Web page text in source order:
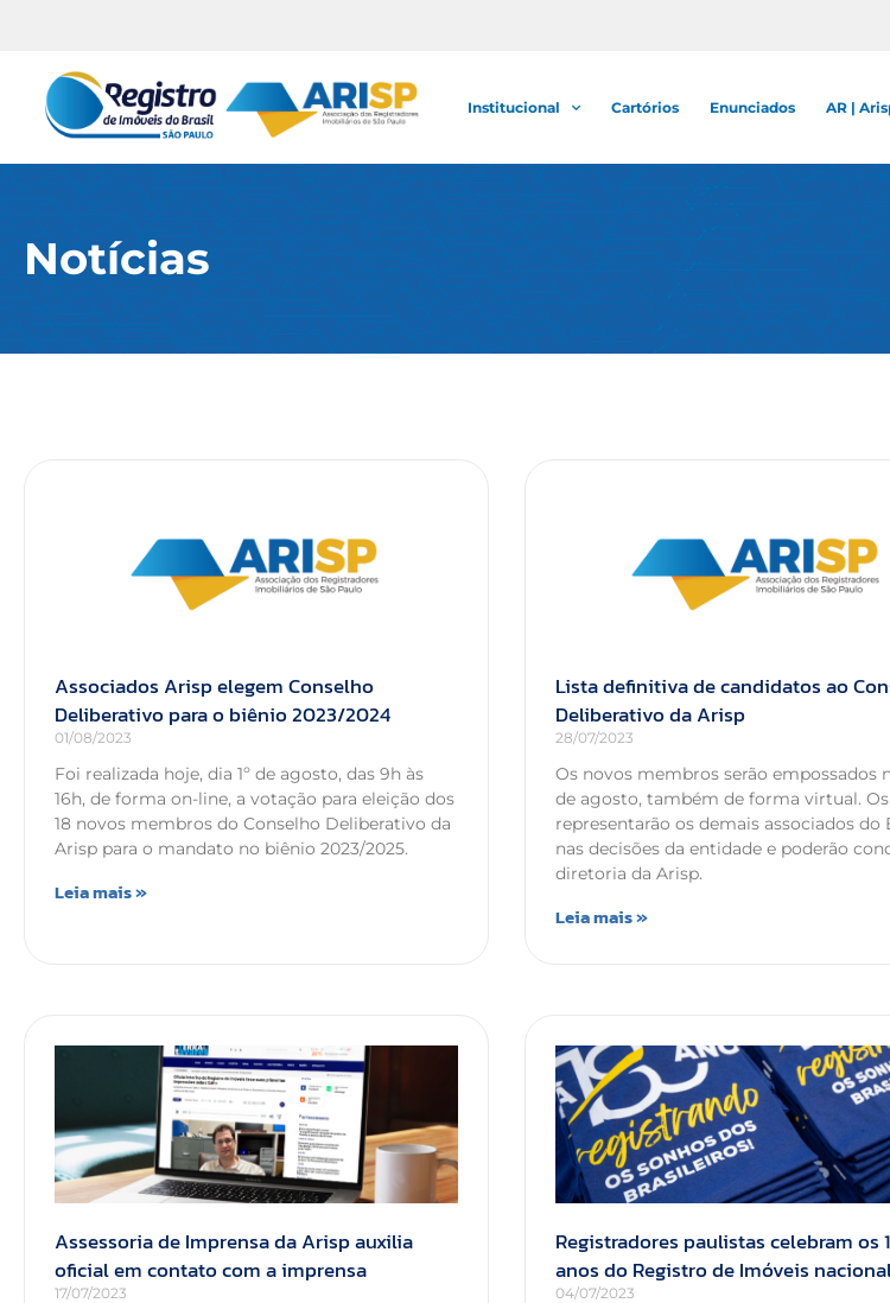
Institucional Cartórios Enunciados AR |
Notícias
Associados Arisp elegem Conselho
Deliberativo para o biênio 2023/2024
01/08/2023
Foi realizada hoje, dia 1º de agosto, das 9h às
16h, de forma on-line, a votação para eleição dos
18 novos membros do Conselho Deliberativo da
Arisp para o mandato no biênio 2023/2025.
Leia mais »
Lista definitiva de candidatos ao
Deliberativo da Arisp
28/07/2023
Os novos membros serão empossados
de agosto, também de forma virtual.
representarão os demais associados do
nas decisões da entidade e poderão
diretoria da Arisp.
Leia mais »
Assessoria de Imprensa da Arisp auxilia
oficial em contato com a imprensa
17/07/2023
Registradores paulistas celebram os
anos do Registro de Imóveis
04/07/2023